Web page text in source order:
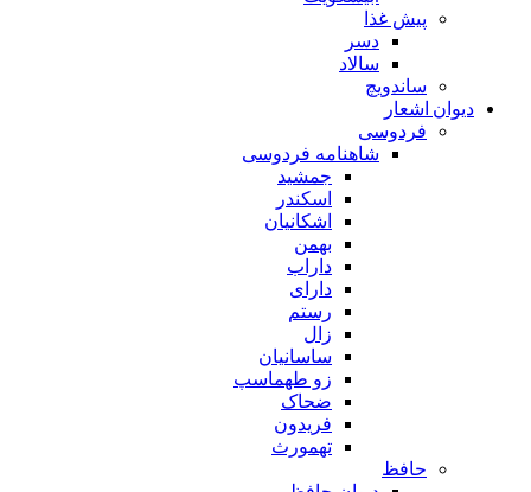
پیش غذا
دسر
سالاد
ساندویچ
دیوان اشعار
فردوسی
شاهنامه فردوسی
جمشید
اسکندر
اشکانیان
بهمن
داراب
دارای
رستم
زال
ساسانیان
زو طهماسپ‏
ضحاک
فریدون
تهمورث
حافظ